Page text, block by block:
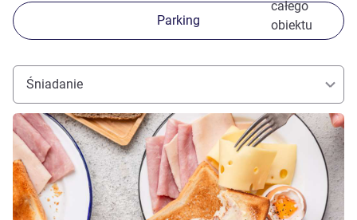
całego
obiektu
Parking
Śniadanie
Pokaż szczegóły